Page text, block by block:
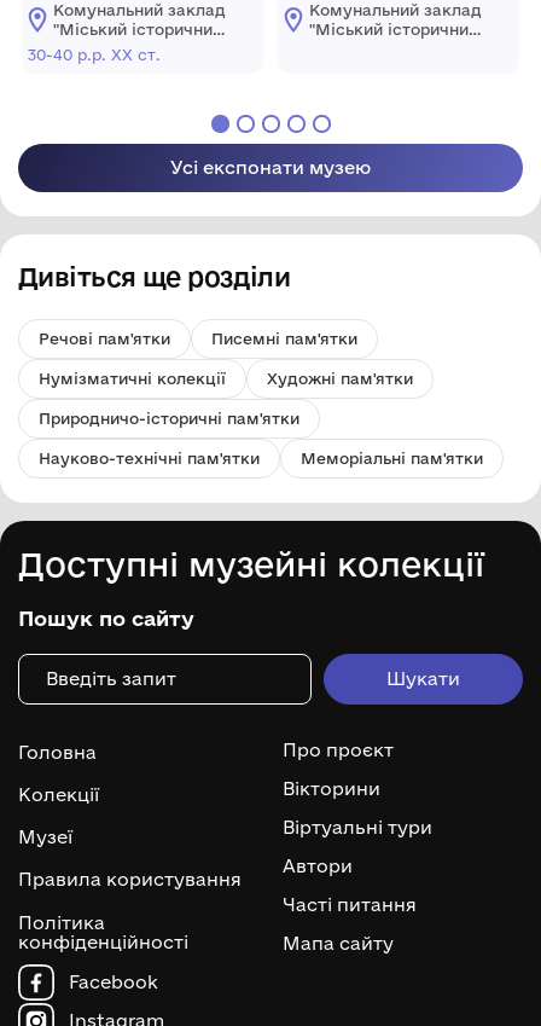
Комунальний заклад
"Mіський історичний
музей" Жмеринської
міської ради
30-40 р.р. ХХ ст.
Комунальний заклад
"Mіський історичний
Усі експонати музею
Дивіться ще розділи
Речові пам'ятки Писемні пам'ятки
Нумізматичні колекції Художні пам'ятки
Природничо-історичні пам'ятки
Науково-технічні пам'ятки Меморіальні пам'ятки
Доступні музейні колекції
Пошук по сайту
Головна
Колекції
Музеї
Правила користування
Політика
конфіденційності
Про проєкт
Вікторини
Віртуальні тури
Автори
Часті питання
Мапа сайту
Facebook
Instagram